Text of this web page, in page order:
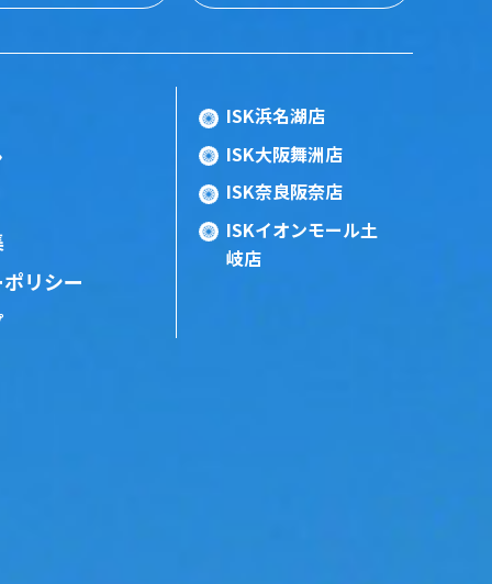
リシー
ISK浜名湖店
ISK大阪舞洲店
ISK奈良阪奈店
ISKイオンモール土
岐店